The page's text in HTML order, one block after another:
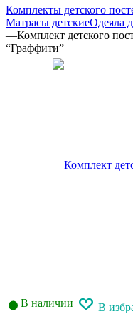
Комплекты детского
Матрасы детскиеОдеяла
—Комплект детского
“Граффити”
В наличии В